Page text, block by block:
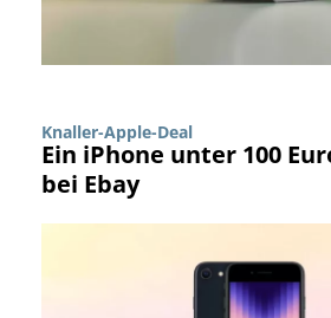
Knaller-Apple-Deal
Ein iPhone unter 100
bei Ebay